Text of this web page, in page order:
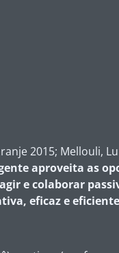
2015; Mellouli,
aproveita as
e colaborar
eficaz e